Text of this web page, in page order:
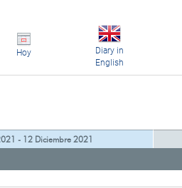
Hoy
Diary in
English
- 12 Diciembre 2021